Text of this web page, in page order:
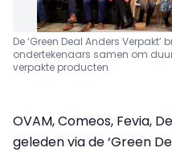
De ‘Green Deal Anders
ondertekenaars samen om
verpakte producten
OVAM, Comeos, Fevia,
geleden via de ‘Green